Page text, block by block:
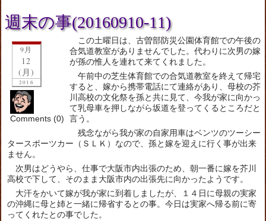
週末の事(20160910-11)
9月
12
(月)
2016
Comments (0)
この土曜日は、古曽部防災公園体育館での午後の
合気道教室がありませんでした。代わりに次男の嫁
が孫の惟人を連れて来てくれました。
午前中の芝生体育館での合気道教室を終えて帰宅
すると、嫁から携帯電話にて連絡があり、母校の芥
川高校の文化祭を孫と共に見て、今我が家に向かっ
て乳母車を押しながら坂道を登ってくるところだと
言う。
残念ながら我が家の自家用車はベンツのツーシー
タースポーツカー（ＳＬＫ）なので、孫と嫁を迎えに行く事が出来
ません。
次男はどうやら、仕事で大阪市内出張のため、朝一番に嫁を芥川
高校で下して、そのまま大阪市内の出張先に向かったようです。
大汗をかいて嫁が我が家に到着しましたが、１４日に母親の実家
の沖縄に母と姉と一緒に帰省するとの事。今日は実家へ帰る前に寄
ってくれたとの事でした。